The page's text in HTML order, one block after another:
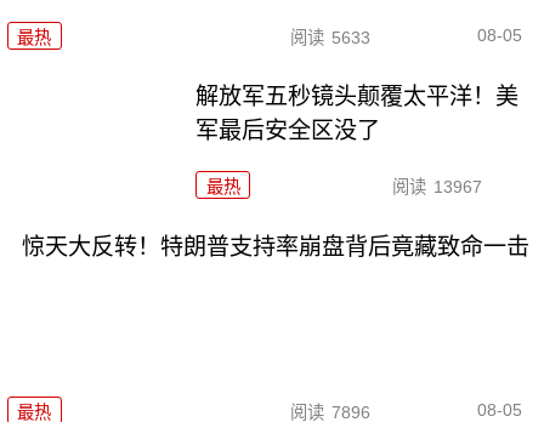
最热 阅读 5633 08-05
解放军五秒镜头颠覆太平洋！美
军最后安全区没了
最热 阅读 13967
惊天大反转！特朗普支持率崩盘背后竟藏致命一击
最热 阅读 7896 08-05